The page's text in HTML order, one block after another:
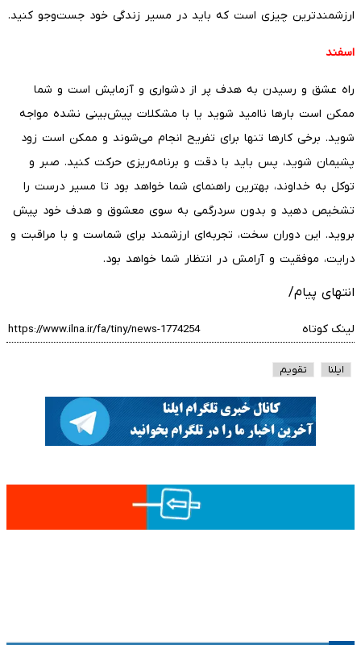
ارزشمندترین چیزی است که باید در مسیر زندگی خود جست‌وجو کنید.
اسفند
راه عشق و رسیدن به هدف پر از دشواری و آزمایش است و شما
ممکن است بارها ناامید شوید یا با مشکلات پیش‌بینی نشده مواجه
شوید. برخی کارها تنها برای تفریح انجام می‌شوند و ممکن است زود
پشیمان شوید، پس باید با دقت و برنامه‌ریزی حرکت کنید. صبر و
توکل به خداوند، بهترین راهنمای شما خواهد بود تا مسیر درست را
تشخیص دهید و بدون سردرگمی به سوی معشوق و هدف خود پیش
بروید. این دوران سخت، تجربه‌ای ارزشمند برای شماست و با مراقبت و
درایت، موفقیت و آرامش در انتظار شما خواهد بود.
انتهای پیام/
لینک کوتاه
ایلنا تقویم